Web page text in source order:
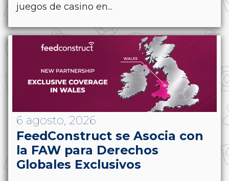
juegos de casino en...
6 agosto, 2026
FeedConstruct se Asocia con
la FAW para Derechos
Globales Exclusivos